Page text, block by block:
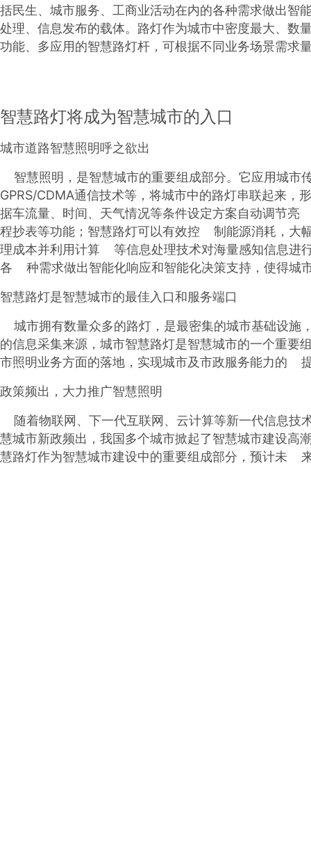
括民生、城市服务、工商业活动在内的各种需求做出智
处理、信息发布的载体。路灯作为城市中密度最大、数
功能、多应用的智慧路灯杆，可根据不同业务场景需求
智慧路灯将成为智慧城市的入口
城市道路智慧照明呼之欲出
智慧照明，是智慧城市的重要组成部分。它应用城市
GPRS/CDMA通信技术等，将城市中的路灯串联起来，
据车流量、时间、天气情况等条件设定方案自动调节
程抄表等功能；智慧路灯可以有效控 制能源消耗，大
理成本并利用计算 等信息处理技术对海量感知信息进
各 种需求做出智能化响应和智能化决策支持，使得城
智慧路灯是智慧城市的最佳入口和服务端口
城市拥有数量众多的路灯，是最密集的城市基础设施
的信息采集来源，城市智慧路灯是智慧城市的一个重
市照明业务方面的落地，实现城市及市政服务能力的
政策频出，大力推广智慧照明
随着物联网、下一代互联网、云计算等新一代信息技
慧城市新政频出，我国多个城市掀起了智慧城市建设
慧路灯作为智慧城市建设中的重要组成部分，预计未